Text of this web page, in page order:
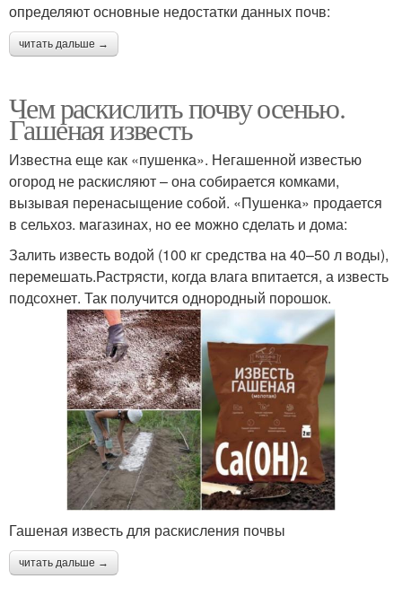
определяют основные недостатки данных почв:
читать дальше →
Чем раскислить почву осенью.
Гашеная известь
Известна еще как «пушенка». Негашенной известью
огород не раскисляют – она собирается комками,
вызывая перенасыщение собой. «Пушенка» продается
в сельхоз. магазинах, но ее можно сделать и дома:
Залить известь водой (100 кг средства на 40–50 л воды),
перемешать.Растрясти, когда влага впитается, а известь
подсохнет. Так получится однородный порошок.
Гашеная известь для раскисления почвы
читать дальше →